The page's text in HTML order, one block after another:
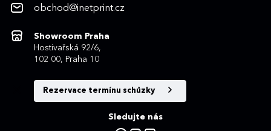
obchod@inetprint.cz
Showroom Praha
Hostivařská 92/6,
102 00, Praha 10
Rezervace termínu schůzky
Sledujte nás